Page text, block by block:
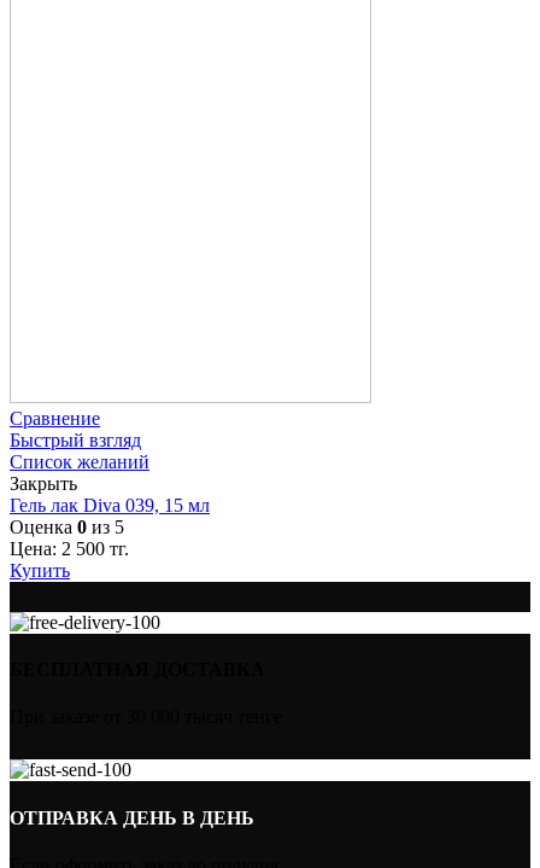
Сравнение
Быстрый взгляд
Список желаний
Закрыть
Гель лак Diva 039, 15 мл
Оценка 0 из 5
Цена: 2 500 тг.
Купить
ОТПРАВКА ДЕНЬ В ДЕНЬ